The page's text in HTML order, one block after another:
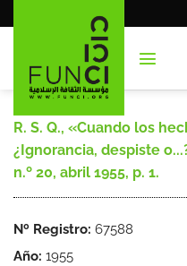
al
R. S. Q., «Cuando los
¿Ignorancia, despiste
n.º 20, abril 1955, p. 1.
Nº Registro: 67588
Año: 1955